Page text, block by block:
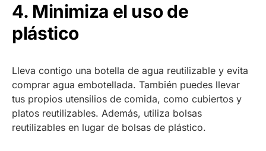
4. Minimiza el uso de
plástico
Lleva contigo una botella de agua reutilizable y evita
comprar agua embotellada. También puedes llevar
tus propios utensilios de comida, como cubiertos y
platos reutilizables. Además, utiliza bolsas
reutilizables en lugar de bolsas de plástico.